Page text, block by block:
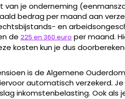
van je onderneming
bedrag per maand aan
en
de 225 en 360 euro per maand.
kosten kun je dus
is de Algemene
automatisch verzekerd.
inkomstenbelasting. Ook als